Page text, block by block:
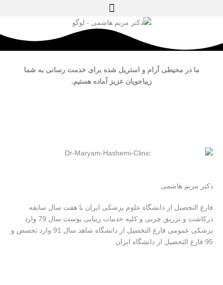
منو
ما در محیطی آرام و استریل شده برای خدمت رسانی به شما
زیباجویان عزیز آماده هستیم.
دکتر مریم هاشمی
فارغ التحصیل از دانشگاه علوم پزشکی ایران با هفت سال سابقه
درکاشت و تزریق چربی و کلیه خدمات زیبایی پوست سال 79 وارد
پزشکی عمومی فارغ التحصیل از دانشگاه شاهد سال 91 وارد تخصص و
95 فارغ التحصیل از دانشگاه ایران